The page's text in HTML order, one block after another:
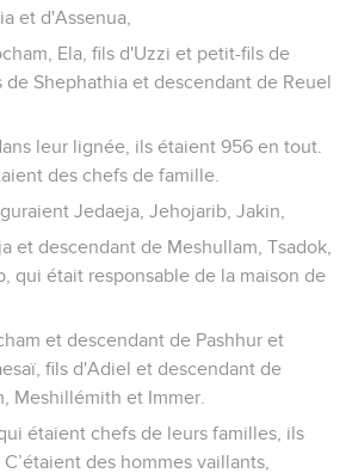
et d'Assenua,
Ela, fils d'Uzzi et petit-fils de
de Shephathia et descendant de Reuel
leur lignée, ils étaient 956 en tout.
des chefs de famille.
Jedaeja, Jehojarib, Jakin,
et descendant de Meshullam, Tsadok,
qui était responsable de la maison de
et descendant de Pashhur et
fils d'Adiel et descendant de
Meshillémith et Immer.
étaient chefs de leurs familles, ils
des hommes vaillants,